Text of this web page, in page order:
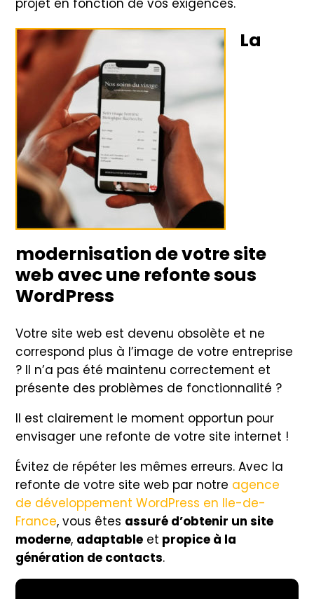
projet en fonction de vos exigences.
La
modernisation de votre site
web avec une refonte sous
WordPress
Votre site web est devenu obsolète et ne
correspond plus à l’image de votre entreprise
? Il n’a pas été maintenu correctement et
présente des problèmes de fonctionnalité ?
Il est clairement le moment opportun pour
envisager une refonte de votre site internet !
Évitez de répéter les mêmes erreurs. Avec la
refonte de votre site web par notre agence
de développement WordPress en Ile-de-
France, vous êtes assuré d’obtenir un site
moderne, adaptable et propice à la
génération de contacts.